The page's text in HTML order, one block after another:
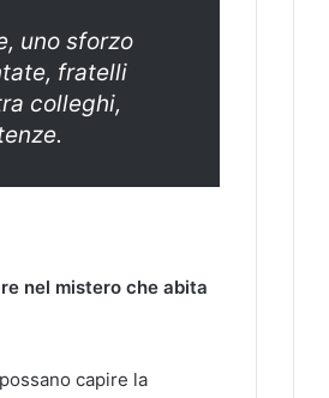
uno sforzo
fratelli
colleghi,
nel mistero che abita
capire la